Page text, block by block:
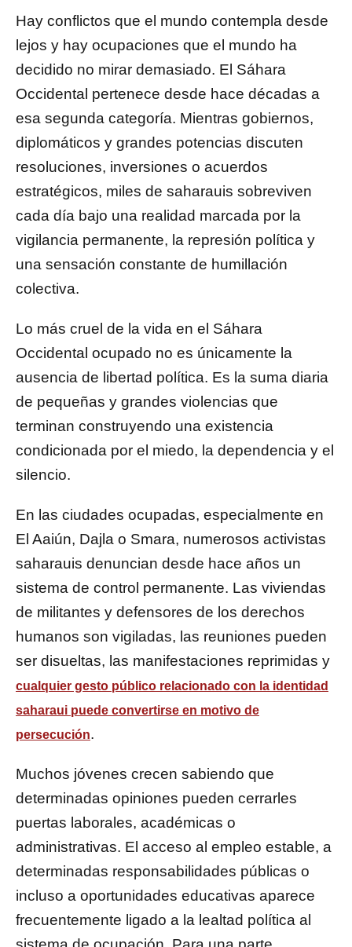
Hay conflictos que el mundo contempla desde
lejos y hay ocupaciones que el mundo ha
decidido no mirar demasiado. El Sáhara
Occidental pertenece desde hace décadas a
esa segunda categoría. Mientras gobiernos,
diplomáticos y grandes potencias discuten
resoluciones, inversiones o acuerdos
estratégicos, miles de saharauis sobreviven
cada día bajo una realidad marcada por la
vigilancia permanente, la represión política y
una sensación constante de humillación
colectiva.
Lo más cruel de la vida en el Sáhara
Occidental ocupado no es únicamente la
ausencia de libertad política. Es la suma diaria
de pequeñas y grandes violencias que
terminan construyendo una existencia
condicionada por el miedo, la dependencia y el
silencio.
En las ciudades ocupadas, especialmente en
El Aaiún, Dajla o Smara, numerosos activistas
saharauis denuncian desde hace años un
sistema de control permanente. Las viviendas
de militantes y defensores de los derechos
humanos son vigiladas, las reuniones pueden
ser disueltas, las manifestaciones reprimidas y
cualquier gesto público relacionado con la identidad
saharaui puede convertirse en motivo de
persecución.
Muchos jóvenes crecen sabiendo que
determinadas opiniones pueden cerrarles
puertas laborales, académicas o
administrativas. El acceso al empleo estable, a
determinadas responsabilidades públicas o
incluso a oportunidades educativas aparece
frecuentemente ligado a la lealtad política al